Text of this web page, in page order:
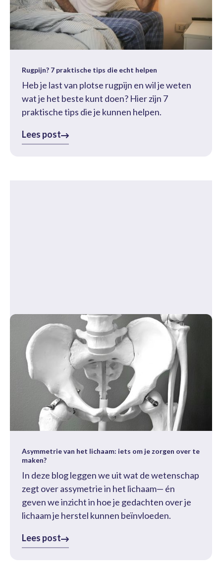
Rugpijn? 7 praktische tips die echt helpen
Heb je last van plotse rugpijn en wil je weten
wat je het beste kunt doen? Hier zijn 7
praktische tips die je kunnen helpen.
Lees post
Asymmetrie van het lichaam: iets om je zorgen over te
maken?
In deze blog leggen we uit wat de wetenschap
zegt over assymetrie in het lichaam— én
geven we inzicht in hoe je gedachten over je
lichaam je herstel kunnen beïnvloeden.
Lees post